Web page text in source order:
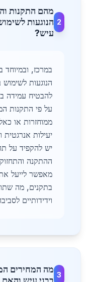
2
מהם התקנות
הנוגעות
עיש?
במרכז, ובמיוחד
הנוגעות
להבטיח עמידה
על פי התקנות
ממוחזרות או
יעילות
יש להקפיד על
ההתקנה
מאפשר לייעל
בתקנים, מה
וידידותיים
3
מה המחירים